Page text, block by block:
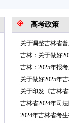
高考政策
· 关于调整吉林省
· 吉林：关于做好
· 吉林：2025年报
· 关于做好2025年
· 关于印发《吉林
· 吉林省2024年司
· 2024年吉林省考